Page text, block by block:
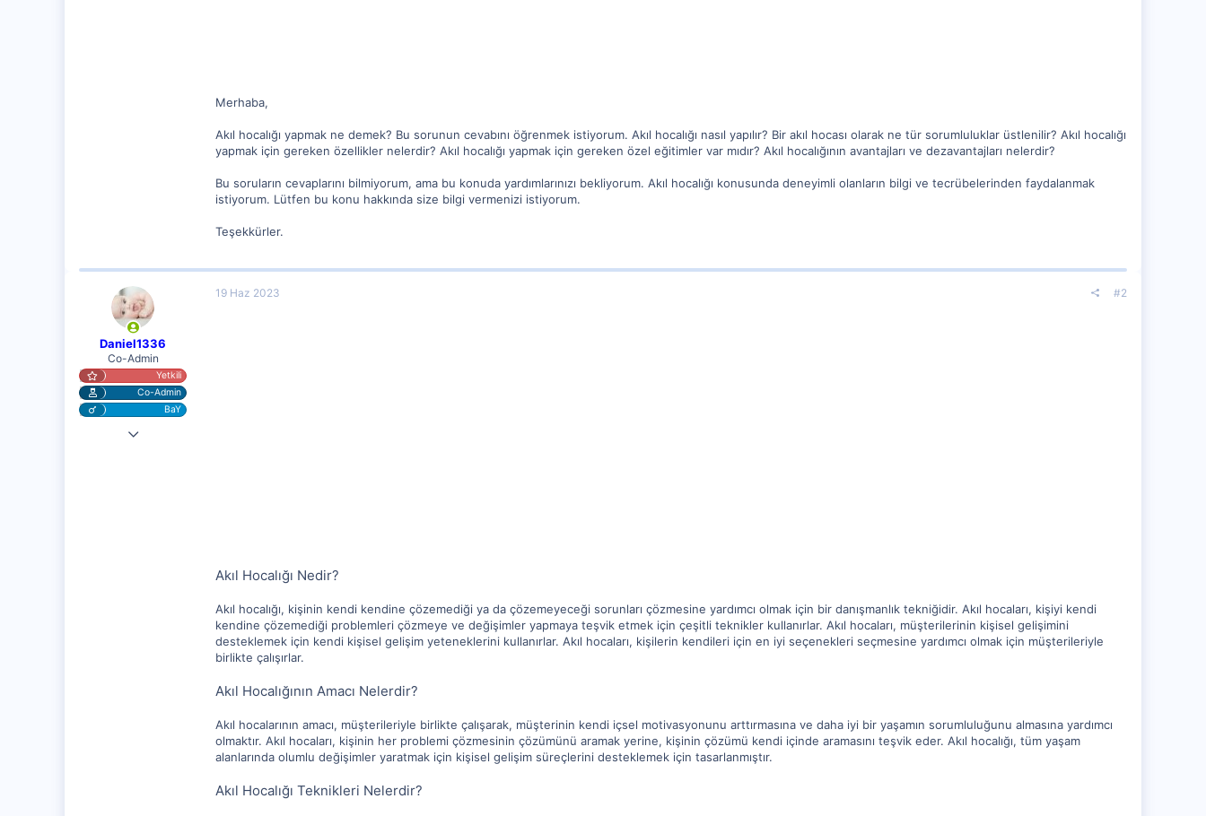
Merhaba,
Akıl hocalığı yapmak ne demek? Bu sorunun cevabını öğrenmek istiyorum. Akıl hocalığı nasıl yapılır? Bir akıl hocası olarak ne tür sorumluluklar üstlenilir? Akıl hocalığı
yapmak için gereken özellikler nelerdir? Akıl hocalığı yapmak için gereken özel eğitimler var mıdır? Akıl hocalığının avantajları ve dezavantajları nelerdir?
Bu soruların cevaplarını bilmiyorum, ama bu konuda yardımlarınızı bekliyorum. Akıl hocalığı konusunda deneyimli olanların bilgi ve tecrübelerinden faydalanmak
istiyorum. Lütfen bu konu hakkında size bilgi vermenizi istiyorum.
Teşekkürler.
Daniel1336
Co-Admin
Yetkili
Co-Admin
BaY
4 Nis 2023
19 Haz 2023 #2
Akıl Hocalığı Nedir?
Akıl hocalığı, kişinin kendi kendine çözemediği ya da çözemeyeceği sorunları çözmesine yardımcı olmak için bir danışmanlık tekniğidir. Akıl hocaları, kişiyi kendi
kendine çözemediği problemleri çözmeye ve değişimler yapmaya teşvik etmek için çeşitli teknikler kullanırlar. Akıl hocaları, müşterilerinin kişisel gelişimini
desteklemek için kendi kişisel gelişim yeteneklerini kullanırlar. Akıl hocaları, kişilerin kendileri için en iyi seçenekleri seçmesine yardımcı olmak için müşterileriyle
birlikte çalışırlar.
Akıl Hocalığının Amacı Nelerdir?
Akıl hocalarının amacı, müşterileriyle birlikte çalışarak, müşterinin kendi içsel motivasyonunu arttırmasına ve daha iyi bir yaşamın sorumluluğunu almasına yardımcı
olmaktır. Akıl hocaları, kişinin her problemi çözmesinin çözümünü aramak yerine, kişinin çözümü kendi içinde aramasını teşvik eder. Akıl hocalığı, tüm yaşam
alanlarında olumlu değişimler yaratmak için kişisel gelişim süreçlerini desteklemek için tasarlanmıştır.
Akıl Hocalığı Teknikleri Nelerdir?